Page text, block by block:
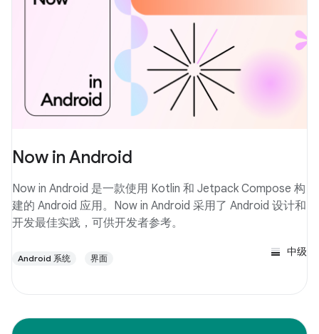
Now in Android
Now in Android 是一款使用 Kotlin 和 Jetpack Compose 构
建的 Android 应用。Now in Android 采用了 Android 设计和
开发最佳实践，可供开发者参考。
Android 系统 界面
中级